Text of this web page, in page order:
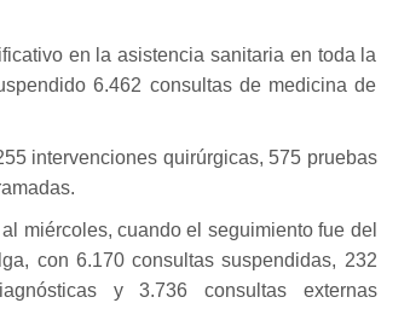
en la asistencia sanitaria en toda la
6.462 consultas de medicina de
intervenciones quirúrgicas, 575 pruebas
miércoles, cuando el seguimiento fue del
con 6.170 consultas suspendidas, 232
y 3.736 consultas externas